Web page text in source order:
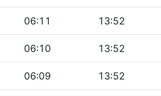
06:11 13:52
06:10 13:52
06:09 13:52